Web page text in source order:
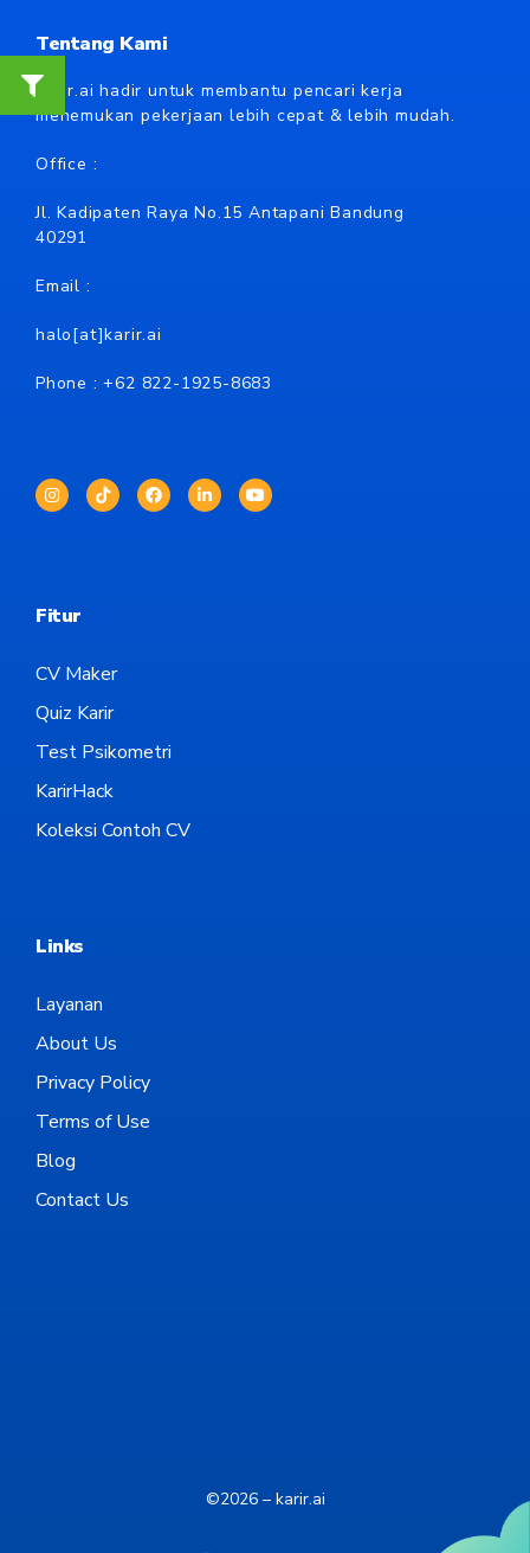
Tentang Kami
Karir.ai hadir untuk membantu pencari kerja
menemukan pekerjaan lebih cepat & lebih mudah.
Office :
Jl. Kadipaten Raya No.15 Antapani Bandung
40291
Email :
halo[at]karir.ai
Phone : +62 822-1925-8683
Fitur
CV Maker
Quiz Karir
Test Psikometri
KarirHack
Koleksi Contoh CV
Links
Layanan
About Us
Privacy Policy
Terms of Use
Blog
Contact Us
©2026 – karir.ai